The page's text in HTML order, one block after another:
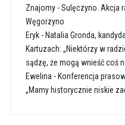
Znajomy-Sulęczyno. Akcja
Węgorzyno
Eryk- Natalia Gronda,
Kartuzach: „Niektórzy w
sądzę, że mogą wnieść coś
Ewelina - Konferencja
„Mamy historycznie niskie